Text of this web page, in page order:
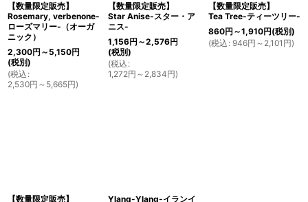
【数量限定販売】
Rosemary, verbenone-
ローズマリー-（オーガ
ニック）
2,300円 ～5,150円
(税別)
(税込 :
2,530円 ～5,665円)
【数量限定販売】
Star Anise-スター・ア
ニス-
1,156円 ～2,576円
(税別)
(税込 :
1,272円 ～2,834円)
【数量限定販売】
Tea Tree-ティーツリー-
860円 ～1,910円(税別)
(税込 : 946円 ～2,101 円)
【数量限定販売】
Ylang-Ylang-イランイ